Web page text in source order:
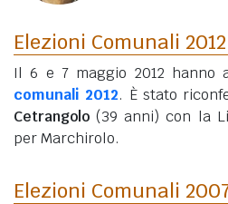
Elezioni Comunali 2012
Il 6 e 7 maggio 2012 hanno
comunali 2012. È stato
Cetrangolo (39 anni) con la
per Marchirolo.
Elezioni Comunali